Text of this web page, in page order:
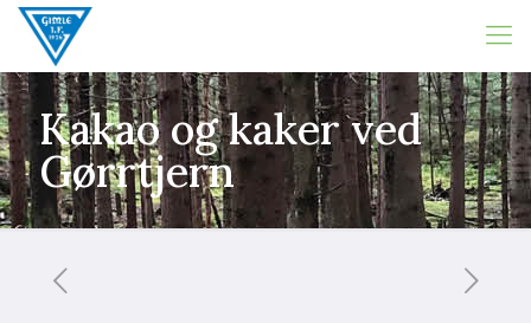
Kakao og kaker ved
Gørrtjern